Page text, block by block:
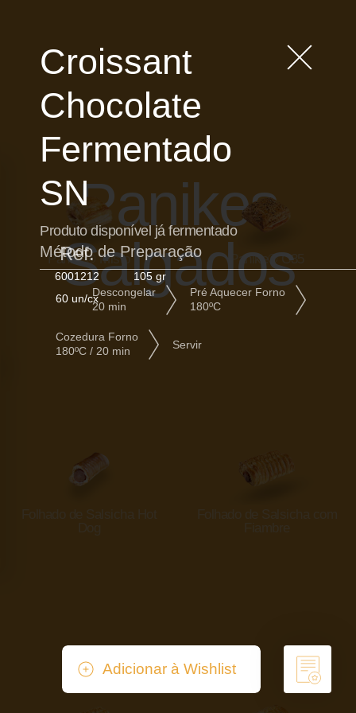
Panikes
Salgados
Panike® Misto Panike® C35
Croissant
Chocolate
Fermentado
SN
Produto disponível já fermentado
Ref.
6001212
105 gr
60 un/cx
Método de Preparação
Descongelar
20 min
Pré Aquecer Forno
180ºC
Cozedura Forno
180ºC / 20 min
Servir
Adicionar à Wishlist